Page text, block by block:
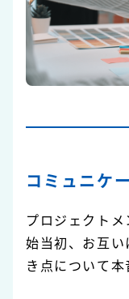
コミュニケ
プロジェクト
始当初、お互
き点について本